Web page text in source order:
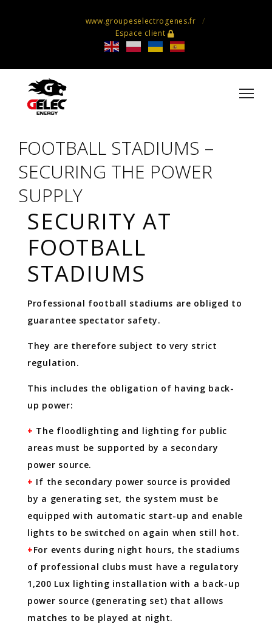
www.groupeselectrogenes.fr
Espace client
FOOTBALL STADIUMS –
SECURING THE POWER
SUPPLY
SECURITY AT
FOOTBALL
STADIUMS
Professional football stadiums are obliged to
guarantee spectator safety.
They are therefore subject to very strict
regulation.
This includes the obligation of having back-
up power:
+ The floodlighting and lighting for public
areas must be supported by a secondary
power source.
+ If the secondary power source is provided
by a generating set, the system must be
equipped with automatic start-up and enable
lights to be switched on again when still hot.
+For events during night hours, the stadiums
of professional clubs must have a regulatory
1,200 Lux lighting installation with a back-up
power source (generating set) that allows
matches to be played at night.